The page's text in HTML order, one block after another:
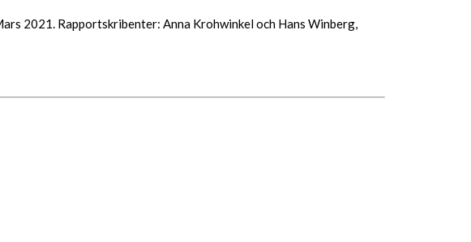
2021. Rapportskribenter: Anna Krohwinkel och Hans Winberg,